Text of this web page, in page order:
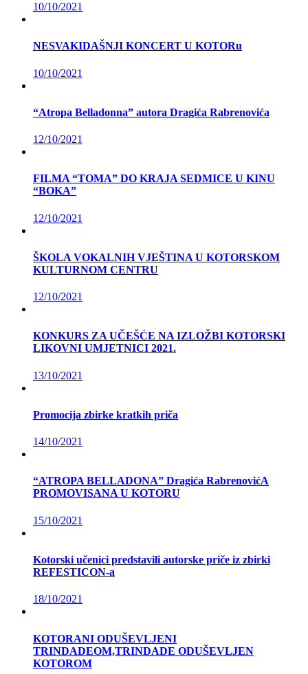
10/10/2021
NESVAKIDAŠNJI KONCERT U KOTORu
10/10/2021
“Atropa Belladonna” autora Dragića Rabrenovića
12/10/2021
FILMA “TOMA” DO KRAJA SEDMICE U KINU
“BOKA”
12/10/2021
ŠKOLA VOKALNIH VJEŠTINA U KOTORSKOM
KULTURNOM CENTRU
12/10/2021
KONKURS ZA UČEŠĆE NA IZLOŽBI KOTORSKI
LIKOVNI UMJETNICI 2021.
13/10/2021
Promocija zbirke kratkih priča
14/10/2021
“ATROPA BELLADONA” Dragića RabrenovićA
PROMOVISANA U KOTORU
15/10/2021
Kotorski učenici predstavili autorske priče iz zbirki
REFESTICON-a
18/10/2021
KOTORANI ODUŠEVLJENI
TRINDADEOM,TRINDADE ODUŠEVLJEN
KOTOROM